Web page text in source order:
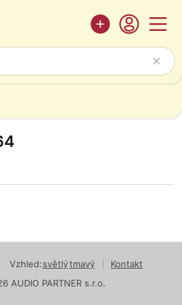
Vzhled:světlýtmavý
Kontakt
AUDIO PARTNER s.r.o.